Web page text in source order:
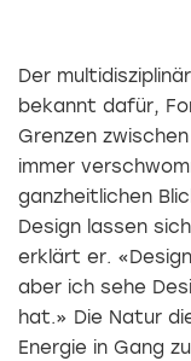
Der
bekannt dafür,
Grenzen
immer
ganzheitlichen
Design lassen
erklärt er.
aber ich sehe
hat.» Die Natur
Energie in Gang